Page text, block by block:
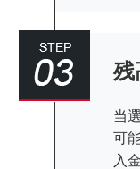
残
当
可
入